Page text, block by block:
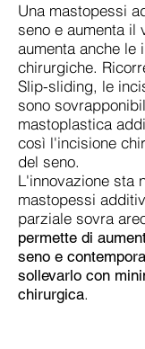
Una mastopessi
seno e aumenta il
aumenta anche le
chirurgiche.
Slip-sliding, le
sono
mastoplastica
così l'incisione
del seno.
L'innovazione sta
mastopessi
parziale sovra
permette di
seno e
sollevarlo con
chirurgica.